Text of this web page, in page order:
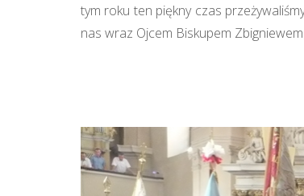
tym roku ten piękny czas
nas wraz Ojcem Biskupem